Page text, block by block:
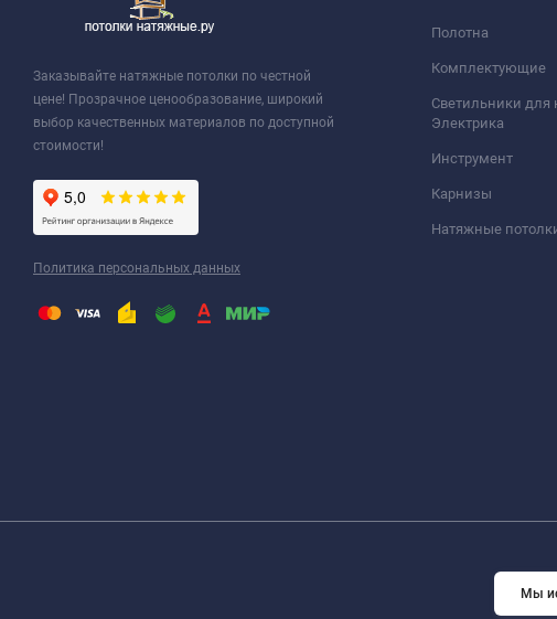
Заказывайте натяжные потолки по честной
цене! Прозрачное ценообразование, широкий
выбор качественных материалов по доступной
стоимости!
Политика персональных данных
Полотна
Комплектующие
Светильники для
Электрика
Инструмент
Карнизы
Натяжные
Мы